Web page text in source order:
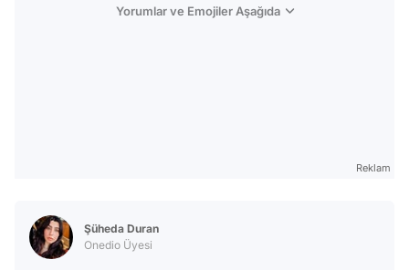
Yorumlar ve Emojiler Aşağıda
Reklam
Şüheda Duran
Onedio Üyesi